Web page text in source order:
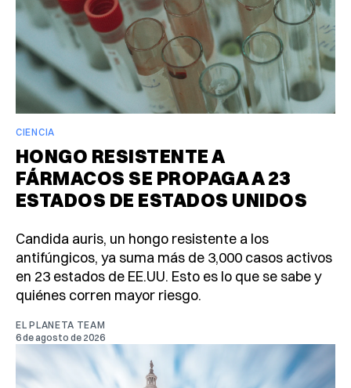
CIENCIA
HONGO RESISTENTE A
FÁRMACOS SE PROPAGA A 23
ESTADOS DE ESTADOS UNIDOS
Candida auris, un hongo resistente a los
antifúngicos, ya suma más de 3,000 casos activos
en 23 estados de EE.UU. Esto es lo que se sabe y
quiénes corren mayor riesgo.
EL PLANETA TEAM
6 de agosto de 2026